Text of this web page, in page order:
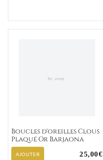
Boucles d'oreilles Clous
Plaqué Or Barjaona
AJOUTER 25,00€